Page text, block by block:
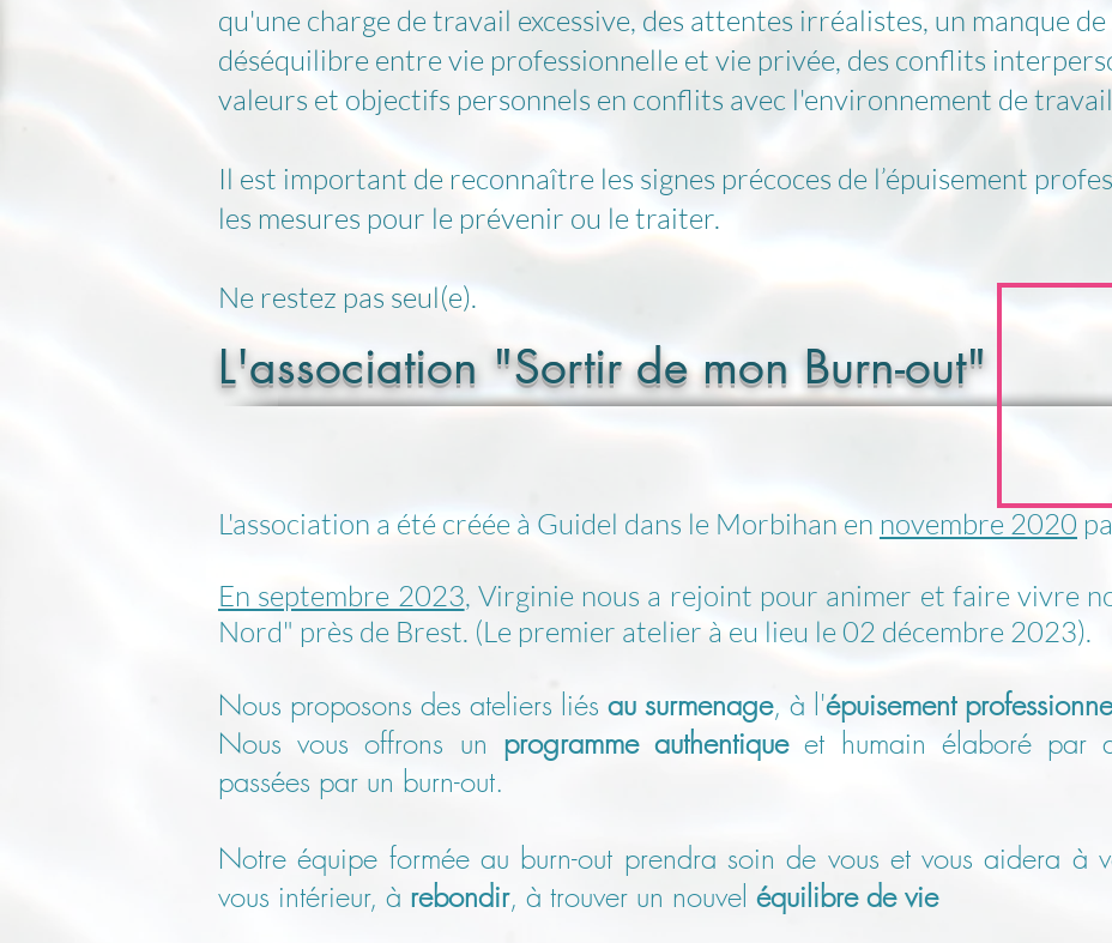
qu'une charge de travail excessive, des attentes irréalistes, un manque
déséquilibre entre vie professionnelle et vie privée, des conflits
valeurs et objectifs personnels en conflits avec l'environnement de
Il est important de reconnaître les signes précoces de l’épuisement
les mesures pour le prévenir ou le traiter.
Ne restez pas seul(e).
L'association "Sortir de mon Burn-out"
L'association a été créée à Guidel dans le Morbihan en novembre 2020
En septembre 2023, Virginie nous a rejoint pour animer et faire vivre
Nord" près de Brest. (Le premier atelier à eu lieu le 02 décembre 2023).
Nous proposons des ateliers liés au surmenage, à l'épuisement
Nous vous offrons un programme authentiqueet humain élaboré par
passées par un burn-out.
Notre équipe formée au burn-out prendra soin de vous et vous aidera à
vous intérieur, à rebondir, à trouver un nouvel équilibre de vie